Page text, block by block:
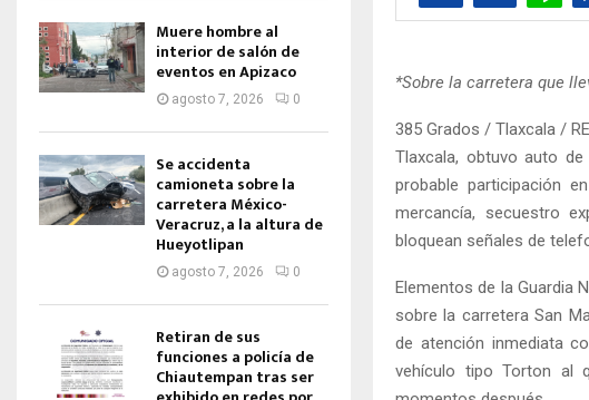
*Sobre la carretera que
385 Grados / Tlaxcala /
Tlaxcala, obtuvo auto
probable participación
mercancía, secuestro
bloquean señales de
Elementos de la Guardia
sobre la carretera San
de atención inmediata
vehículo tipo Torton al
Muere hombre al
interior de salón de
eventos en Apizaco
agosto 7, 2026 0
Se accidenta
camioneta sobre la
carretera México-
Veracruz, a la altura de
Hueyotlipan
agosto 7, 2026 0
Retiran de sus
funciones a policía de
Chiautempan tras ser